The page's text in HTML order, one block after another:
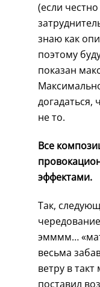
(если
знаю как
поэтому
показан
догадаться,
не то.
Все
эффектами.
Так,
эмммм…
весьма
ветру в
поставил